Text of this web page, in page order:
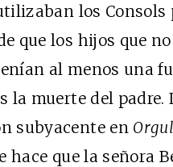
los Consols
que los hijos que no
al menos una
la muerte del padre.
subyacente en
hace que la señora